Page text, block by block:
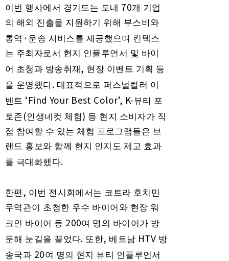
이번 행사에서 경기도는 도내 70개 기업
의 해외 진출을 지원하기 위해 부스비와
통역 · 운송 서비스를 제공했으며 킨텍스
는 주최자로서 현지 인플루언서 및 바이
어 초청과 방송취재, 현장 이벤트 기획 등
을 운영했다. 대표적으로 퍼스널컬러 이
벤트 ‘Find Your Best Color’, K-뷰티 포
토존 (인생네컷 체험) 등 현지 소비자가 직
접 참여할 수 있는 체험 프로그램들은 브
랜드 홍보와 함께 현지 인지도 제고 효과
를 극대화했다.
한편 , 이번 전시회에서는 코트라 호치민
무역관이 초청한 우수 바이어와 현장 워
크인 바이어 등 200여 명의 바이어가 방
문해 눈길을 끌었다. 또한, 베트남 HTV 방
송국과 20여 명의 현지 뷰티 인플루언서